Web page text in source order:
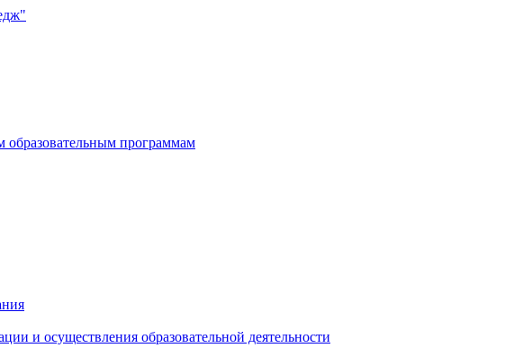
образовательным программам
и осуществления образовательной деятельности